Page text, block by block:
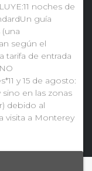
noches de
guía
según el
tarifa de entrada
y 15 de agosto:
en las zonas
debido al
visita a Monterey